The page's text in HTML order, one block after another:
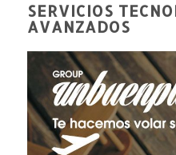
SERVICIOS
AVANZADOS